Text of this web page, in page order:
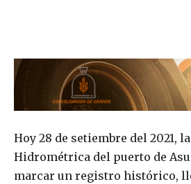
Hoy 28 de setiembre del 2021,
Hidrométrica del puerto de
marcar un registro histórico,